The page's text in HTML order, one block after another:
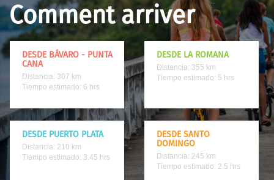
Comment arriver
DESDE BÁVARO - PUNTA
CANA
Distancia: 307 km
Tiempo estimado: 6 hrs
DESDE LA ROMANA
Distancia: 355 km
Tiempo estimado: 5 hrs
DESDE PUERTO PLATA
Distancia: 210 km
Tiempo estimado: 3.45 hrs
DESDE SANTO
DOMINGO
Distancia: 245 km
Tiempo estimado: 2.5 hrs